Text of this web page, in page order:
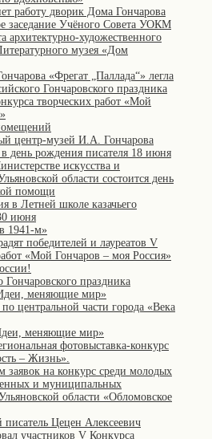
работу дворик Дома Гончарова
заседание Учёного Совета УОКМ
архитектурно-художественного
музея «Дом
«Фрегат „Паллада“» легла
Гончаровского праздника
творческих работ «Мой
центр-музей И.А. Гончарова
день рождения писателя 18 июня
искусства и
области состоится день
помощи
в Летней школе казачьего
июня
1941-м»
победителей и лауреатов V
«Мой Гончаров – моя Россия»
праздника
меняющие мир»
центральной части города «Века
меняющие мир»
фотовыставка-конкурс
– Жизнь».
заявок на конкурс среди молодых
и муниципальных
области «Обломовское
Цецен Алексеевич
участников V Конкурса